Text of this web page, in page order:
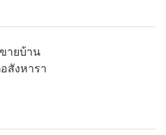
ายบ้าน
สังหารา